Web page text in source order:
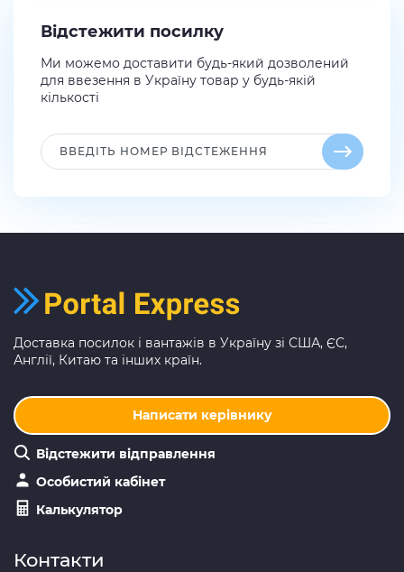
Відстежити посилку
Ми можемо доставити будь-який дозволений
для ввезення в Україну товар у будь-якій
кількості
Доставка посилок і вантажів в Україну зі США, ЄС,
Англії, Китаю та інших країн.
Написати керівнику
Відстежити відправлення
Особистий кабінет
Калькулятор
Контакти